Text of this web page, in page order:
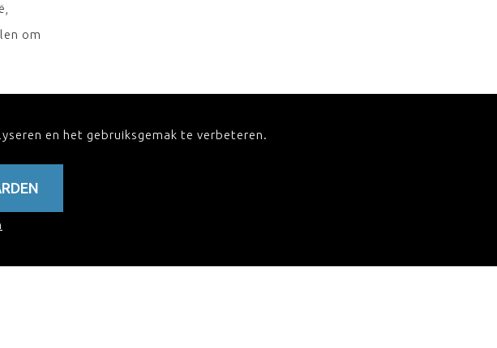
en het gebruiksgemak te verbeteren.
om
aan
de